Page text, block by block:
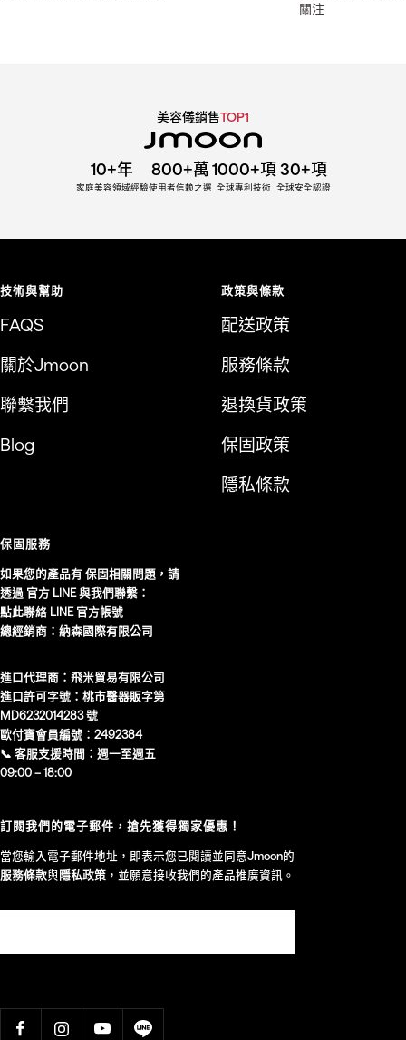
關注
美容儀銷售TOP1
10+年 800+萬1000+項 30+項
技術與幫助
FAQS
關於Jmoon
聯繫我們
Blog
政策與條款
配送政策
服務條款
退換貨政策
保固政策
隱私條款
保固服務
如果您的產品有 保固相關問題，請
透過 官方 LINE 與我們聯繫：
點此聯絡 LINE 官方帳號
總經銷商：納森國際有限公司
進口代理商：飛米貿易有限公司
進口許可字號：桃市醫器販字第
MD6232014283 號
歐付寶會員編號：2492384
📞 客服支援時間：週一至週五
09:00 – 18:00
訂閱我們的電子郵件，搶先獲得獨家優惠！
當您輸入電子郵件地址，即表示您已閱讀並同意Jmoon的
服務條款與隱私政策 ，並願意接收我們的產品推廣資訊。